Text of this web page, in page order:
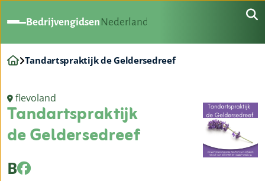
Bedrijvengidsen Nederland
Tandartspraktijk de Geldersedreef
flevoland
Tandartspraktijk
de Geldersedreef
B